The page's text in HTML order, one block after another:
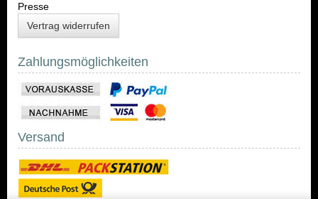
Presse
Vertrag widerrufen
Zahlungsmöglichkeiten
Versand